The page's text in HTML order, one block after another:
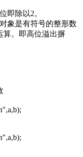
除以2。
象是有符号的整形数
算。即高位溢出摒